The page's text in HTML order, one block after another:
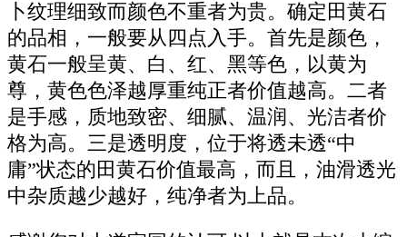
卜纹理细致而颜色不重者为贵。确定田黄石
的品相，一般要从四点入手。首先是颜色，
黄石一般呈黄、白、红、黑等色，以黄为
尊，黄色色泽越厚重纯正者价值越高。二者
是手感，质地致密、细腻、温润、光洁者价
格为高。三是透明度，位于将透未透“中
庸”状态的田黄石价值最高，而且，油滑透光
中杂质越少越好，纯净者为上品。